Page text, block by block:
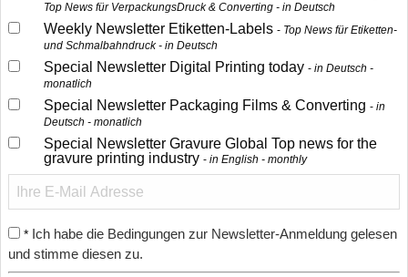
Top News für VerpackungsDruck & Converting - in Deutsch
Weekly Newsletter Etiketten-Labels
Top News für Etiketten-
und Schmalbahndruck - in Deutsch
Special Newsletter Digital Printing today
in Deutsch -
monatlich
Special Newsletter Packaging Films & Converting
in
Deutsch - monatlich
Special Newsletter Gravure Global Top news for the
gravure printing industry
in English - monthly
* Ich habe die Bedingungen zur Newsletter-Anmeldung gelesen
und stimme diesen zu.